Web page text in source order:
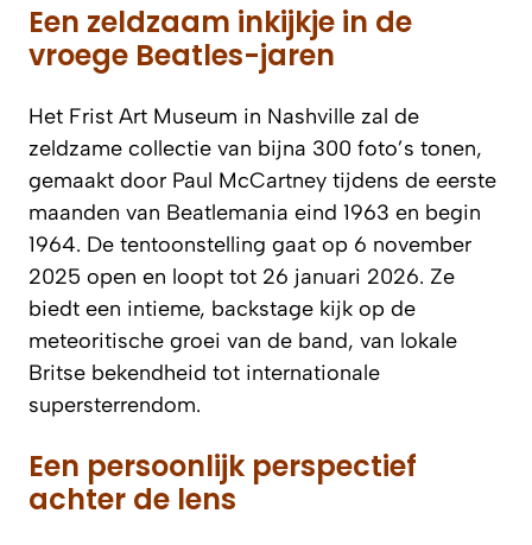
Een zeldzaam inkijkje in de
vroege Beatles-jaren
Het Frist Art Museum in Nashville zal de
zeldzame collectie van bijna 300 foto’s tonen,
gemaakt door Paul McCartney tijdens de eerste
maanden van Beatlemania eind 1963 en begin
1964. De tentoonstelling gaat op 6 november
2025 open en loopt tot 26 januari 2026. Ze
biedt een intieme, backstage kijk op de
meteoritische groei van de band, van lokale
Britse bekendheid tot internationale
supersterrendom.
Een persoonlijk perspectief
achter de lens